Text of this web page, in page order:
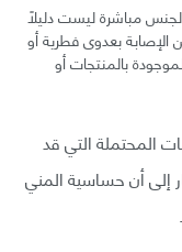
مباشرة ليست دليلًا
بعدوى فطرية أو
بالمنتجات أو
المحتملة التي قد
إلى أن حساسية المني